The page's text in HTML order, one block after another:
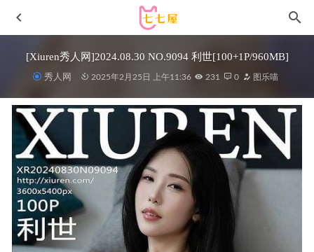
[Xiuren秀人网]2024.08.30 NO.9094 利世[100+1P/960MB]
秀人网 2025年2月25日 上午11:36 231 0 图乐喵
封疆疆v – NO.60 蔚蓝档案 飞鸟马时 圣诞[40-335MB]
06-05
云溪溪 –NO.86 奶桃 狗狗5.0 [81P3V-924M]
2024-04-07